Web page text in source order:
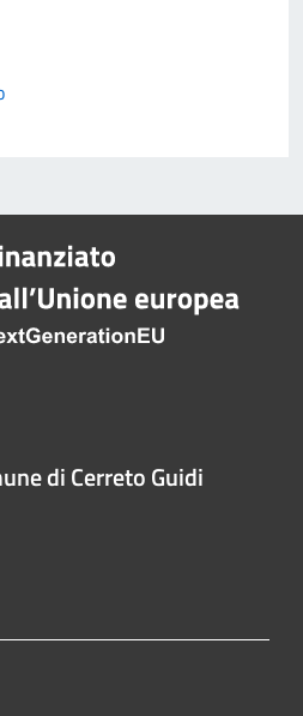
di Cerreto Guidi